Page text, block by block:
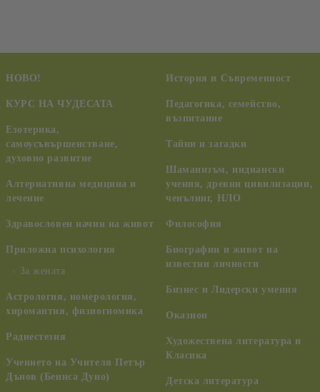
НОВО!
КУРС НА ЧУДЕСАТА
Езотерика,
самоусъвършенстване,
духовно развитие
Алтернативна медицина и
лечение
Здравословен начин на живот
Приложна психология
За жената
Астрология, номерология,
хиромантия, физиогномика
Радиестезия
Учението на Учителя Петър
Дънов (Беинса Дуно)
История и Съвременност
Педагогика, семейство,
възпитание
Тайни и загадки
Шаманизъм, индиански
учения, древни цивилизации,
ченълинг, НЛО
Философия
Биографии и живот на
известни личности
Бизнес и Лидерски умения
Оказион
Художествена литература и
Класика
Детска литература